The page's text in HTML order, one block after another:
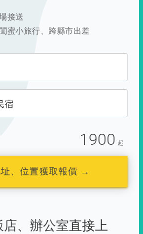
接送
蜜小旅行、跨縣市出差
宿
1900 起
、位置獲取報價 →
店、 辦公室直接上